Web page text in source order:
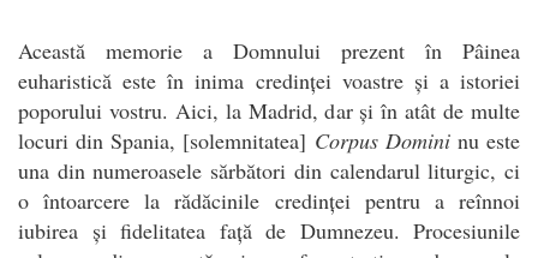
Această memorie a Domnului prezent în Pâinea
euharistică este în inima credinței voastre și a istoriei
poporului vostru. Aici, la Madrid, dar și în atât de multe
locuri din Spania, [solemnitatea] Corpus Domininu este
una din numeroasele sărbători din calendarul liturgic, ci
o întoarcere la rădăcinile credinței pentru a reînnoi
iubirea și fidelitatea față de Dumnezeu. Procesiunile